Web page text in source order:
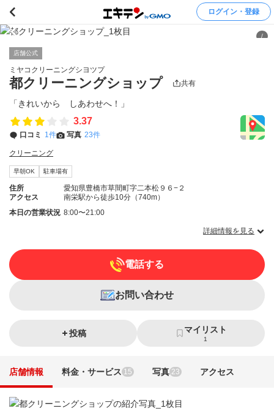
ログイン・登録
/
店舗公式
ミヤコクリーニングシヨツプ
都クリーニングショップ 共有
「きれいから しあわせへ！」
3.37
口コミ 1件 写真 23件
クリーニング
早朝OK 駐車場有
住所
愛知県豊橋市草間町字二本松９６−２
アクセス
南栄駅から徒歩10分（740m）
本日の営業状況 8:00〜21:00
詳細情報を見る
電話する
お問い合わせ
投稿 マイリスト
1
店舗情報 料金・サービス 15 写真 23 アクセス